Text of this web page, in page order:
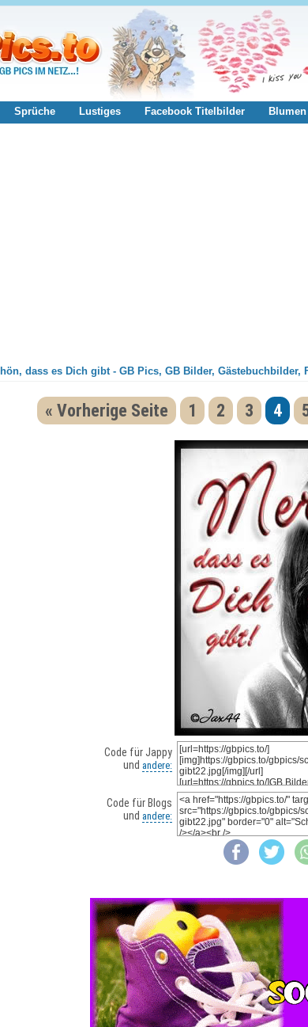
Sprüche Lustiges Facebook Titelbilder Blumen
dass es Dich gibt - GB Pics, GB Bilder, Gästebuchbilder,
« Vorherige Seite 1 2 3 4
Code für Jappy
und andere:
Code für Blogs
und andere: